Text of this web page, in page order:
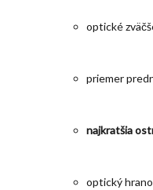
optické
priemer
najkratšia
optický